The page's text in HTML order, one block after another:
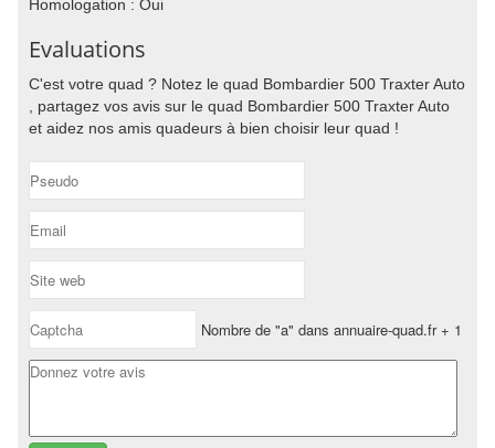
Homologation : Oui
Evaluations
C'est votre quad ? Notez le quad Bombardier 500 Traxter Auto
, partagez vos avis sur le quad Bombardier 500 Traxter Auto
et aidez nos amis quadeurs à bien choisir leur quad !
Nombre de "a" dans annuaire-quad.fr + 1